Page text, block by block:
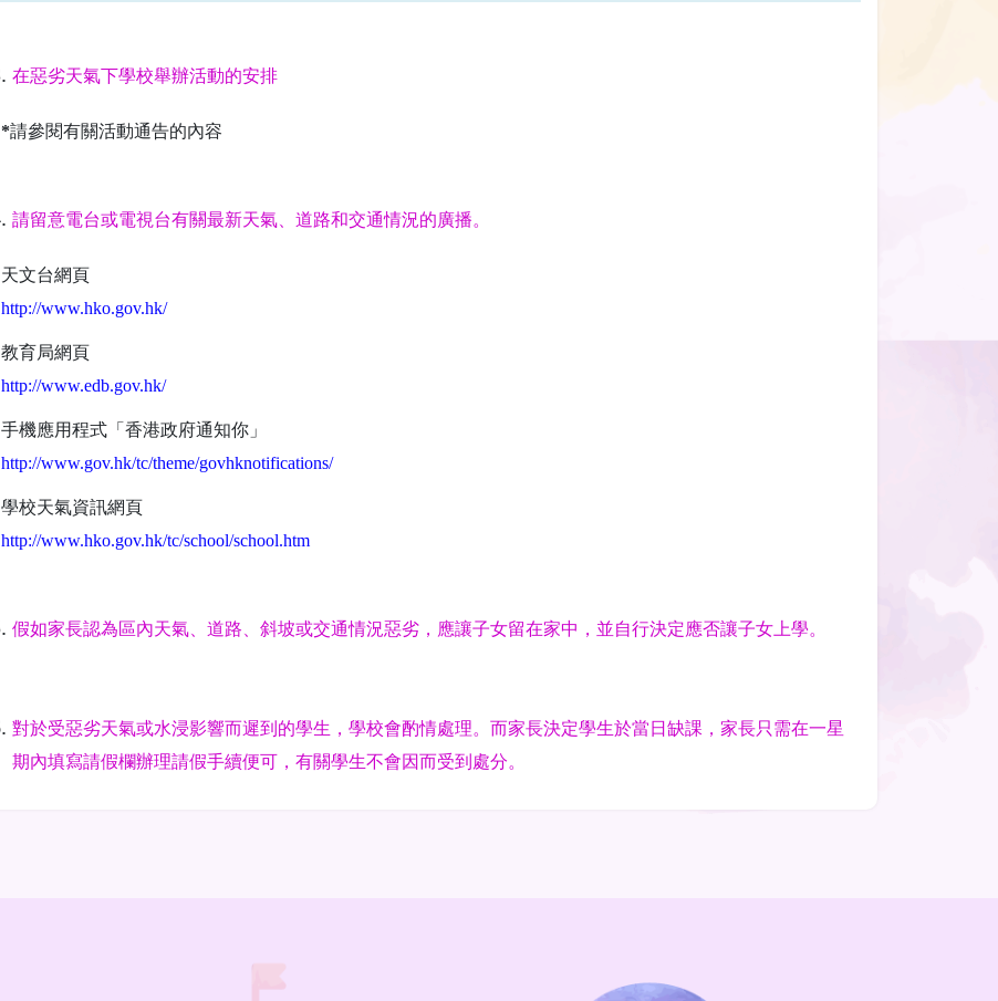
在惡劣天氣下學校舉辦活動的安排
*請參閱有關活動通告的內容
請留意電台或電視台有關最新天氣、道路和交通情況的廣播。
天文台網頁
http://www.hko.gov.hk/
教育局網頁
http://www.edb.gov.hk/
手機應用程式「香港政府通知你」
http://www.gov.hk/tc/theme/govhknotifications/
學校天氣資訊網頁
http://www.hko.gov.hk/tc/school/school.htm
假如家長認為區內天氣、道路、斜坡或交通情況惡劣，應讓子女留在家中，並自行決定應否讓子女上學。
對於受惡劣天氣或水浸影響而遲到的學生，學校會酌情處理。而家長決定學生於當日缺課，家長只需在一星
期內填寫請假欄辦理請假手續便可，有關學生不會因而受到處分。